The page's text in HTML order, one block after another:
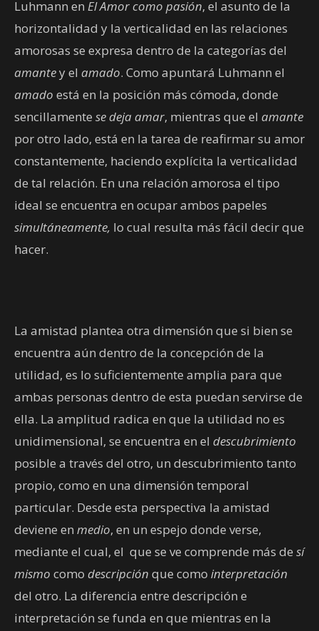
Luhmann en El Amor como pasión, el asunto de la
horizontalidad y la verticalidad en las relaciones
amorosas se expresa dentro de la categorías del
amantey el amado. Como apuntará Luhmann el
amado está en la posición más cómoda, donde
sencillamente se deja amar, mientras que el amante
por otro lado, está en la tarea de reafirmar su amor
constantemente, haciendo explícita la verticalidad
de tal relación. En una relación amorosa el tipo
ideal se encuentra en ocupar ambos papeles
simultáneamente, lo cual resulta más fácil decir que
hacer.
La amistad plantea otra dimensión que si bien se
encuentra aún dentro de la concepción de la
utilidad, es lo suficientemente amplia para que
ambas personas dentro de esta puedan servirse de
ella. La amplitud radica en que la utilidad no es
unidimensional, se encuentra en el descubrimiento
posible a través del otro, un descubrimiento tanto
propio, como en una dimensión temporal
particular. Desde esta perspectiva la amistad
deviene en medio, en un espejo donde verse,
mediante el cual, el que se ve comprende más de sí
mismo como descripción que como interpretación
del otro. La diferencia entre descripción e
interpretación se funda en que mientras en la